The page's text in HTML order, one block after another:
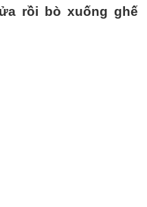
rồi bò xuống ghế